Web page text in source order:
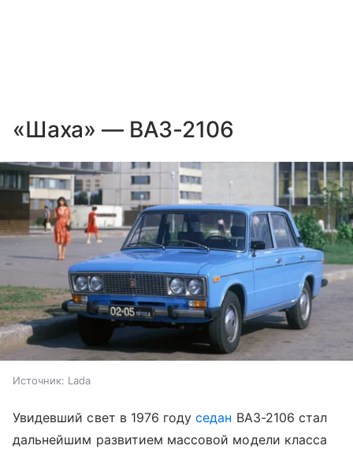
«Шаха» — ВАЗ-2106
Источник: Lada
Увидевший свет в 1976 годуседан ВАЗ-2106 стал
дальнейшим развитием массовой модели класса